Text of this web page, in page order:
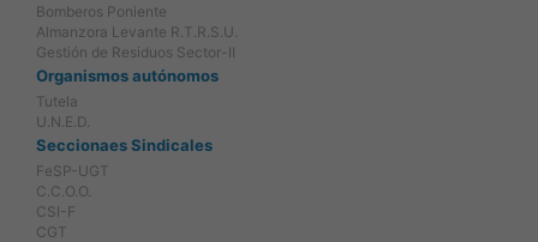
Bomberos Poniente
Almanzora Levante R.T.R.S.U.
Gestión de Residuos Sector-II
Organismos autónomos
Tutela
U.N.E.D.
Seccionaes Sindicales
FeSP-UGT
C.C.O.O.
CSI-F
CGT